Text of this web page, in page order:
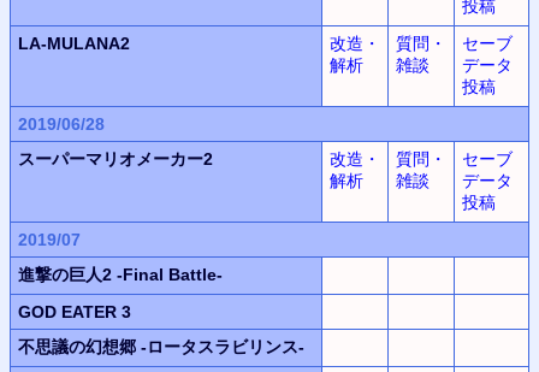
投稿
LA-MULANA2
改造・
解析
質問・
雑談
セーブ
データ
投稿
2019/06/28
スーパーマリオメーカー2
改造・
解析
質問・
雑談
セーブ
データ
投稿
2019/07
進撃の巨人2 -Final Battle-
GOD EATER 3
不思議の幻想郷 -ロータスラビリンス-